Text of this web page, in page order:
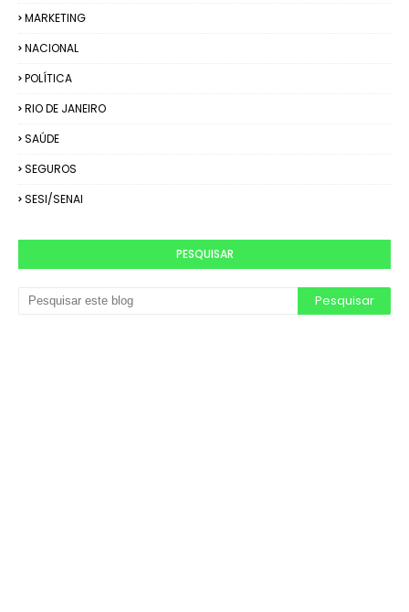
MARKETING
NACIONAL
POLÍTICA
RIO DE JANEIRO
SAÚDE
SEGUROS
SESI/SENAI
PESQUISAR